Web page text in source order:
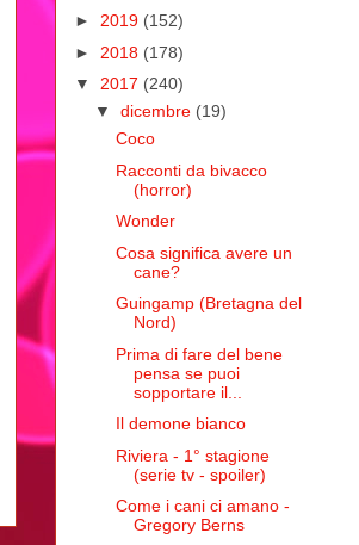
► 2019 (152)
► 2018 (178)
▼ 2017 (240)
▼ dicembre (19)
Coco
Racconti da bivacco
(horror)
Wonder
Cosa significa avere un
cane?
Guingamp (Bretagna del
Nord)
Prima di fare del bene
pensa se puoi
sopportare il...
Il demone bianco
Riviera - 1° stagione
(serie tv - spoiler)
Come i cani ci amano -
Gregory Berns